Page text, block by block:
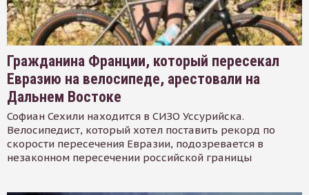
Гражданина Франции, который пересекал
Евразию на велосипеде, арестовали на
Дальнем Востоке
Софиан Сехили находится в СИЗО Уссурийска.
Велосипедист, который хотел поставить рекорд по
скорости пересечения Евразии, подозревается в
незаконном пересечении российской границы